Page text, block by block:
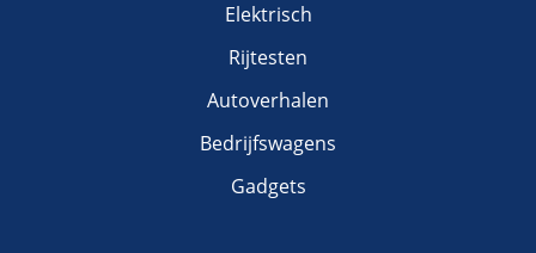
Elektrisch
Rijtesten
Autoverhalen
Bedrijfswagens
Gadgets